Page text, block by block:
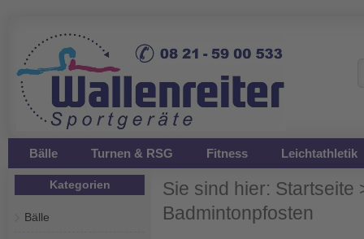
Bälle Turnen & RSG Fitness Leichtathletik
Kategorien
Bälle
Sie sind hier: Startseite
Badmintonpfosten